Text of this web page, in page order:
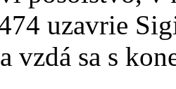
uzavrie
vzdá sa s